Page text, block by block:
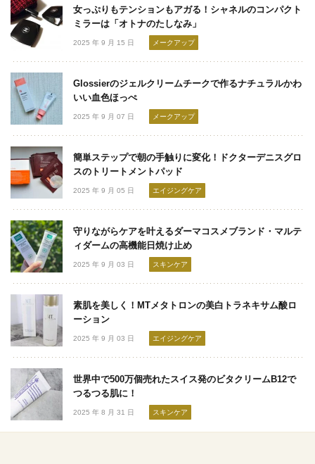
女っぷりもテンションもアガる！シャネルのコンパクト
ミラーは「オトナのたしなみ」
2025 年 9 月 15 日 メークアップ
Glossierのジェルクリームチークで作るナチュラルかわ
いい血色ほっぺ
2025 年 9 月 07 日 メークアップ
簡単ステップで朝の手触りに変化！ドクターデニスグロ
スのトリートメントパッド
2025 年 9 月 05 日 エイジングケア
守りながらケアを叶えるダーマコスメブランド・マルテ
ィダームの高機能日焼け止め
2025 年 9 月 03 日 スキンケア
素肌を美しく！MTメタトロンの美白トラネキサム酸ロ
ーション
2025 年 9 月 03 日 エイジングケア
世界中で500万個売れたスイス発のビタクリームB12で
つるつる肌に！
2025 年 8 月 31 日 スキンケア